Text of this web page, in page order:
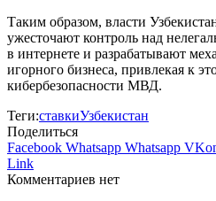
Таким образом, власти
ужесточают контроль над
в интернете и разрабатывают
игорного бизнеса, привлекая к
кибербезопасности МВД.
Теги:ставкиУзбекистан
Поделиться
Facebook Whatsapp Whatsapp
Link
Комментариев нет